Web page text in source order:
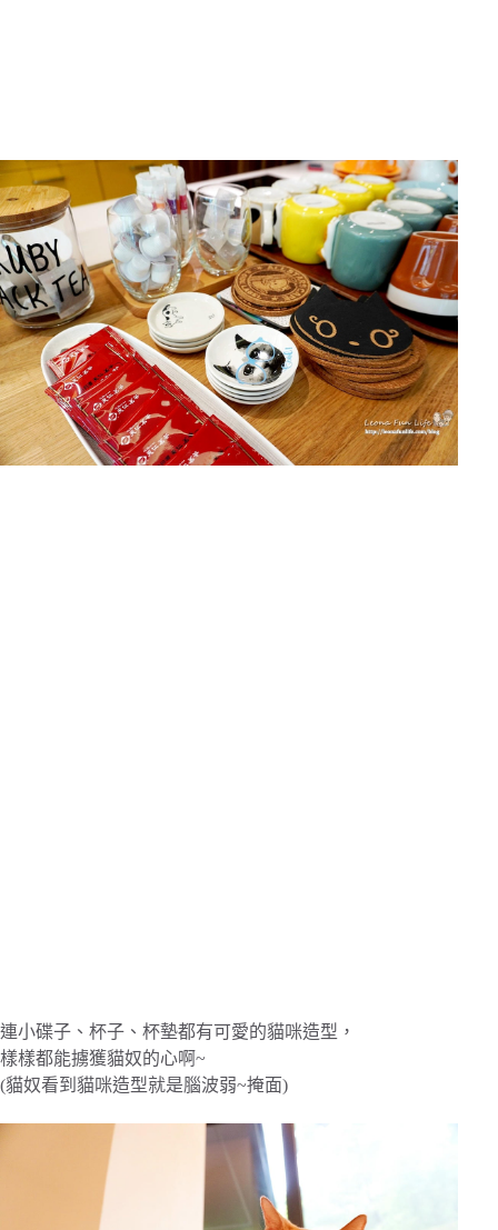
連小碟子、杯子、杯墊都有可愛的貓咪造型，
樣樣都能擄獲貓奴的心啊~
(貓奴看到貓咪造型就是腦波弱~掩面)